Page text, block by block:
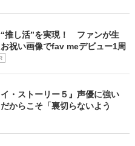
推し活”を実現！ ファンが生
祝い画像でfav meデビュー1周
・ストーリー５』声優に強い
からこそ「裏切らないよう